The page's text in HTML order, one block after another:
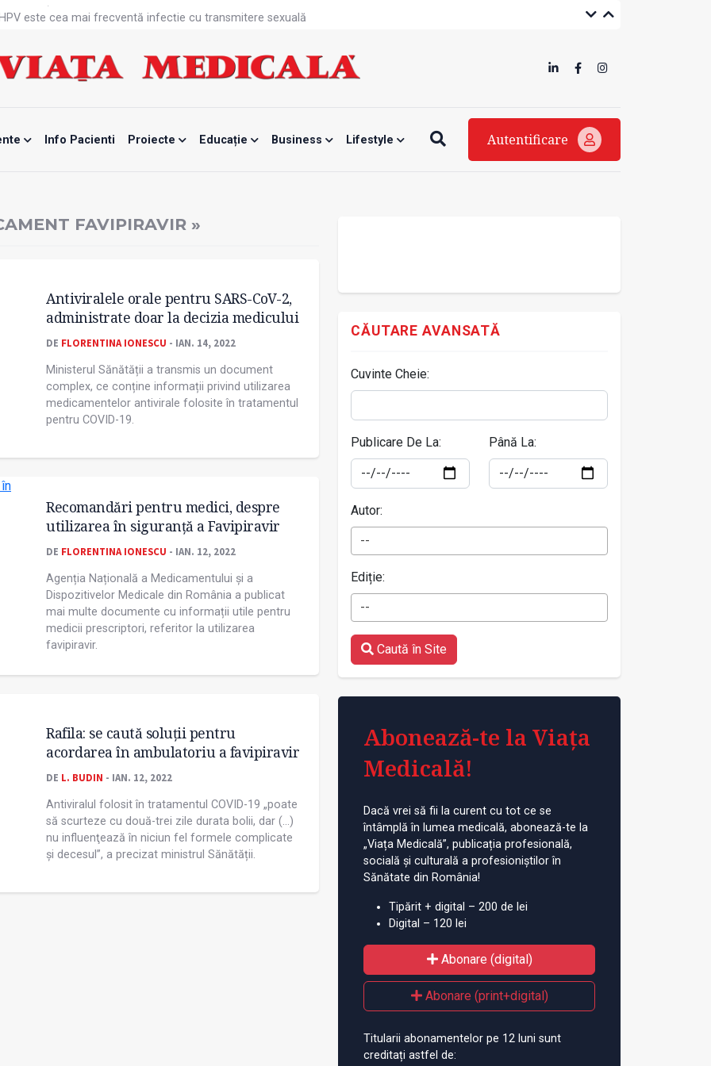
este cea mai frecventă infecție cu transmitere sexuală
blocată temporar
de la specialiști
mamei și copilului
Info Pacienti Proiecte Educație Business Lifestyle Autentificare
FAVIPIRAVIR »
Antiviralele orale pentru SARS-CoV-2,
administrate doar la decizia medicului
DE FLORENTINA IONESCU - IAN. 14, 2022
Ministerul Sănătății a transmis un document
complex, ce conține informații privind utilizarea
medicamentelor antivirale folosite în tratamentul
pentru COVID-19.
Recomandări pentru medici, despre
utilizarea în siguranță a Favipiravir
DE FLORENTINA IONESCU - IAN. 12, 2022
Agenția Națională a Medicamentului și a
Dispozitivelor Medicale din România a publicat
mai multe documente cu informații utile pentru
medicii prescriptori, referitor la utilizarea
favipiravir.
Rafila: se caută soluţii pentru
acordarea în ambulatoriu a favipiravir
DE L. BUDIN - IAN. 12, 2022
Antiviralul folosit în tratamentul COVID-19 „poate
să scurteze cu două-trei zile durata bolii, dar (...)
nu influenţează în niciun fel formele complicate
şi decesul”, a precizat ministrul Sănătății.
CĂUTARE AVANSATĂ
Cuvinte Cheie:
Publicare De La: Până La:
Autor:
--
Ediție:
--
Caută în Site
Abonează-te la Viața
Medicală!
Dacă vrei să fii la curent cu tot ce se
întâmplă în lumea medicală, abonează-te la
„Viața Medicală”, publicația profesională,
socială și culturală a profesioniștilor în
Sănătate din România!
Tipărit + digital – 200 de lei
Digital – 120 lei
Abonare (digital)
Abonare (print+digital)
Titularii abonamentelor pe 12 luni sunt
creditați astfel de: